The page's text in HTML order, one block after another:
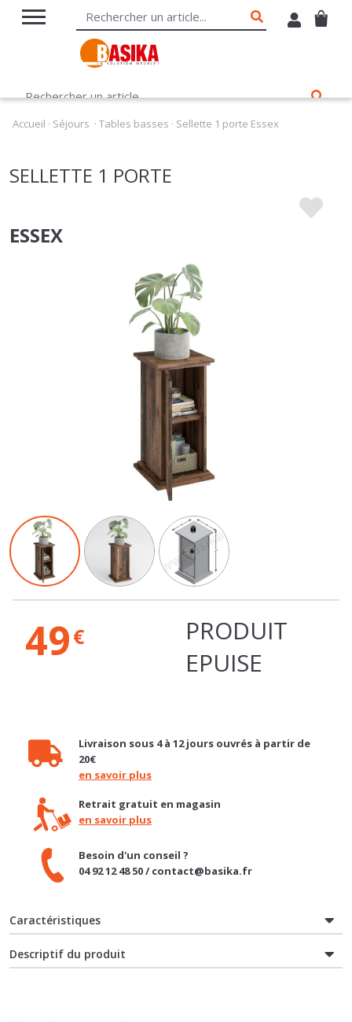
Accueil · Séjours · Tables basses · Sellette 1 porte Essex
SELLETTE 1 PORTE
ESSEX
49€
PRODUIT
EPUISE
Livraison sous 4 à 12 jours ouvrés à partir de
20€
en savoir plus
Retrait gratuit en magasin
en savoir plus
Besoin d'un conseil ?
04 92 12 48 50 / contact@basika.fr
Caractéristiques
Descriptif du produit